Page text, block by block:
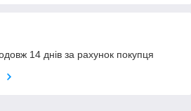
14 днів за рахунок покупця